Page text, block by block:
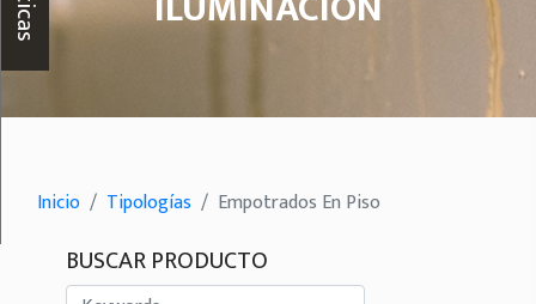
Inicio Tipologías Empotrados En Piso
BUSCAR PRODUCTO